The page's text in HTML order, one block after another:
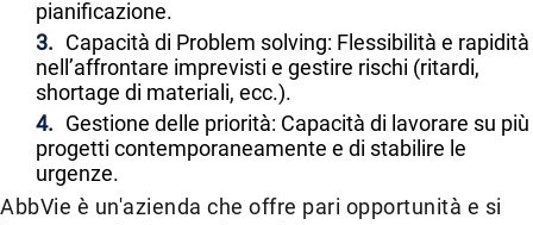
pianificazione.
Capacità di Problem solving: Flessibilità e rapidità
nell’affrontare imprevisti e gestire rischi (ritardi,
shortage di materiali, ecc.).
Gestione delle priorità: Capacità di lavorare su più
progetti contemporaneamente e di stabilire le
urgenze.
AbbVie è un'azienda che offre pari opportunità e si